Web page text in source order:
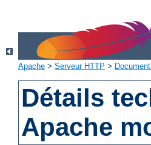
Apache > Serveur HTTP >
Détails
Apache